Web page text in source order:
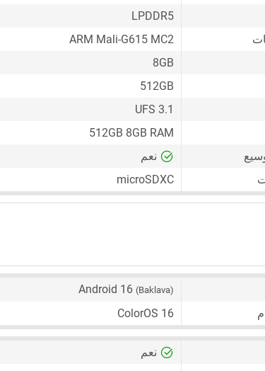
LPDDR5
ARM Mali-G615 MC2
8GB
512GB
UFS 3.1
512GB 8GB RAM
نعم
microSDXC
Android 16 (Baklava)
ColorOS 16
نعم